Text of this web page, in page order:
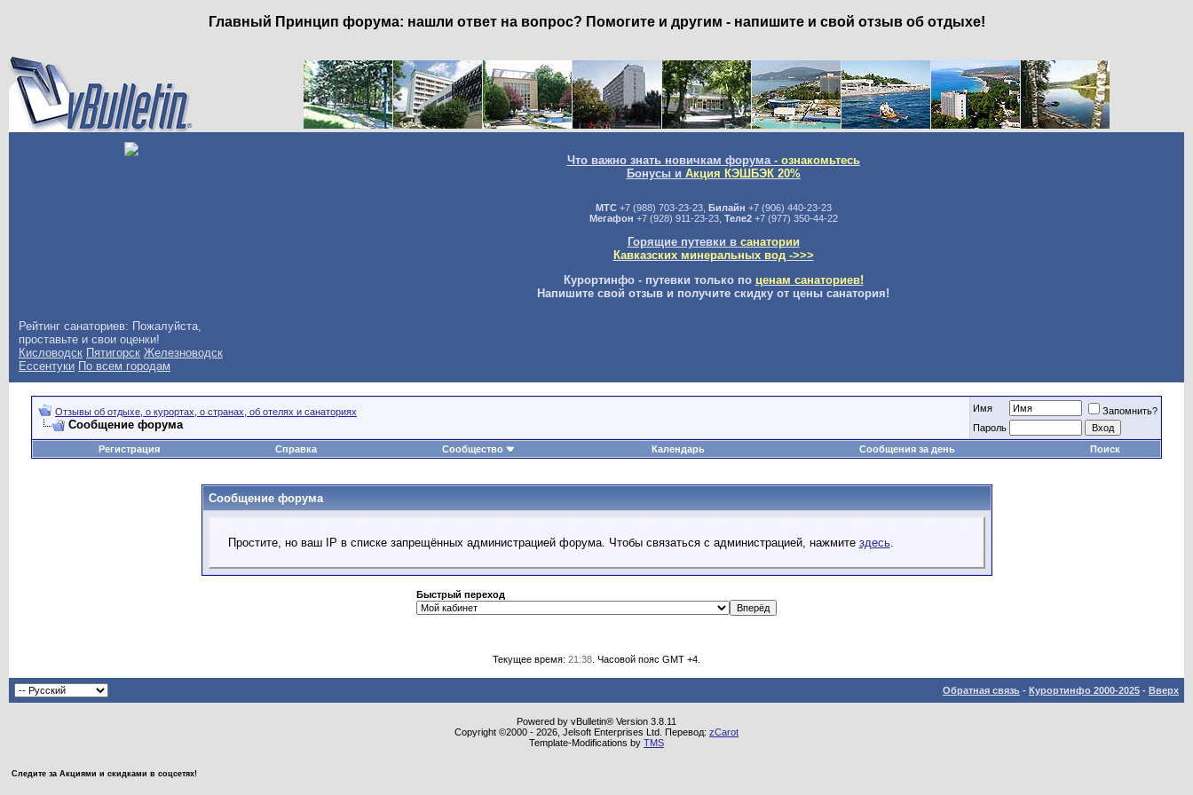
Главный Принцип форума: нашли ответ на вопрос? Помогите и другим - напишите и свой отзыв об отдыхе!
Что важно знать новичкам форума - ознакомьтесь
Бонусы и Акция КЭШБЭК 20%
МТС+7 (988) 703-23-23, Билайн +7 (906) 440-23-23
Мегафон +7 (928) 911-23-23, Теле2+7 (977) 350-44-22
Горящие путевки в санатории
Кавказских минеральных вод ->>>
Курортинфо - путевки только по ценам санаториев!
Напишите свой отзыв и получите скидку от цены санатория!
Рейтинг санаториев: Пожалуйста,
проставьте и свои оценки!
Кисловодск Пятигорск Железноводск
Ессентуки По всем городам
Отзывы об отдыхе, о курортах, о странах, об отелях и санаториях
Сообщение форума
Имя
Запомнить?
Пароль
Регистрация
Справка Сообщество Календарь Сообщения за день Поиск
Сообщение форума
Простите, но ваш IP в списке запрещённых администрацией форума. Чтобы связаться с администрацией, нажмите здесь.
Быстрый переход
Текущее время: 21:38 . Часовой пояс GMT +4.
Обратная связь - Курортинфо 2000-2025 - Вверх
Powered by vBulletin® Version 3.8.11
Copyright ©2000 - 2026, Jelsoft Enterprises Ltd. Перевод: zCarot
Template-Modifications by TMS
Следите за Акциями и скидками в соцсетях!